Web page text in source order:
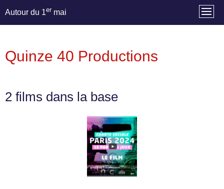
Autour du 1er mai
Quinze 40 Productions
2 films dans la base